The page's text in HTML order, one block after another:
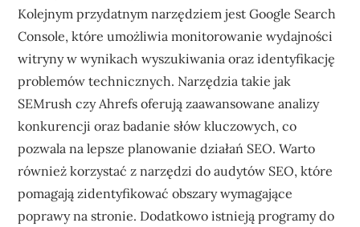
Kolejnym przydatnym narzędziem jest Google Search
Console, które umożliwia monitorowanie wydajności
witryny w wynikach wyszukiwania oraz identyfikację
problemów technicznych. Narzędzia takie jak
SEMrush czy Ahrefs oferują zaawansowane analizy
konkurencji oraz badanie słów kluczowych, co
pozwala na lepsze planowanie działań SEO. Warto
również korzystać z narzędzi do audytów SEO, które
pomagają zidentyfikować obszary wymagające
poprawy na stronie. Dodatkowo istnieją programy do